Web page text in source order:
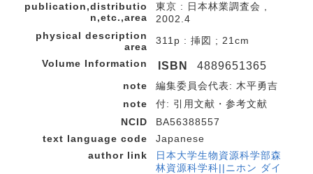
publication,distributio
n,etc.,area
東京 : 日本林業調査会 ,
2002.4
physical description
area
311p : 挿図 ; 21cm
Volume Information ISBN 4889651365
note
編集委員会代表: 木平勇吉
note
付: 引用文献・参考文献
NCID
BA56388557
text language code
Japanese
author link
日本大学生物資源科学部森
林資源科学科||ニホン ダイ